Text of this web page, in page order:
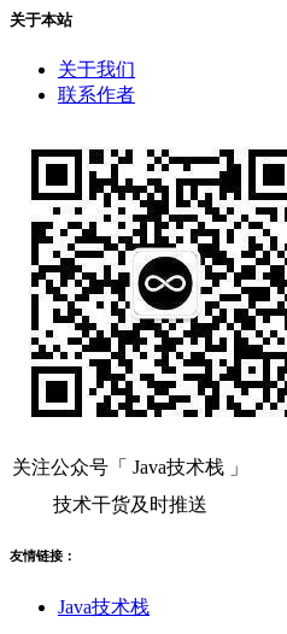
关于本站
关于我们
联系作者
关注公众号「 Java技术栈 」
技术干货及时推送
友情链接：
Java技术栈